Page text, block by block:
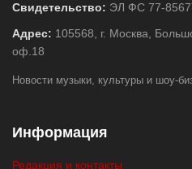
Свидетельство: ЭЛ ФС 77-
Адрес: 105568, г. Москва,
оф.18
Новости музыки, культуры и шоу-
Информация
Редакция и контакты